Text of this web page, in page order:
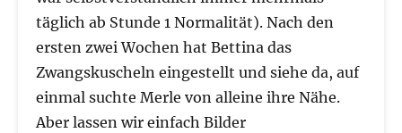
täglich ab Stunde 1 Normalität). Nach den
ersten zwei Wochen hat Bettina das
Zwangskuscheln eingestellt und siehe da, auf
einmal suchte Merle von alleine ihre Nähe.
Aber lassen wir einfach Bilder